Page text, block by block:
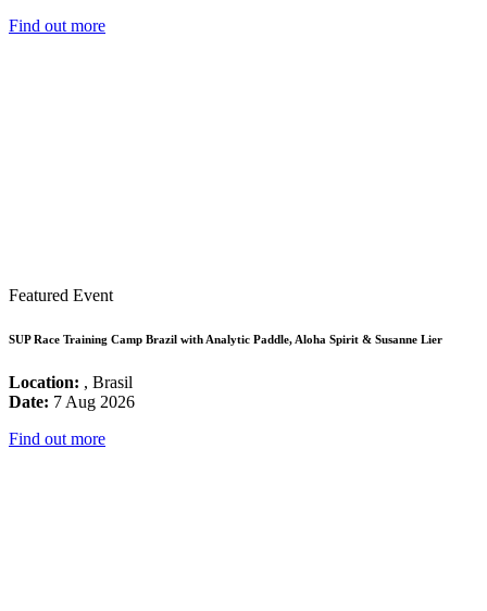
Find out more
Featured Event
SUP Race Training Camp Brazil with Analytic Paddle, Aloha Spirit & Susanne Lier
Location: , Brasil
Date: 7 Aug 2026
Find out more